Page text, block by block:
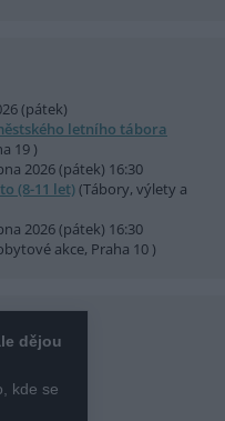
(pátek)
letního tábora
19 )
2026 (pátek) 16:30
(8-11 let)(Tábory, výlety a
2026 (pátek) 16:30
akce, Praha 10 )